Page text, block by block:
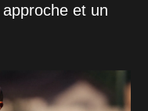
et un